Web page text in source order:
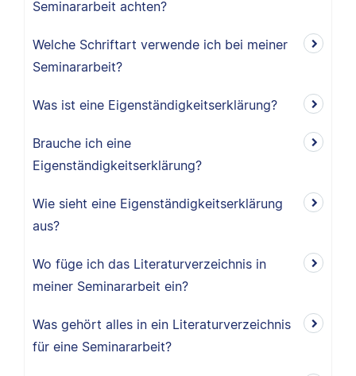
Seminararbeit achten?
Welche Schriftart verwende ich bei meiner
Seminararbeit?
Was ist eine Eigenständigkeitserklärung?
Brauche ich eine
Eigenständigkeitserklärung?
Wie sieht eine Eigenständigkeitserklärung
aus?
Wo füge ich das Literaturverzeichnis in
meiner Seminararbeit ein?
Was gehört alles in ein Literaturverzeichnis
für eine Seminararbeit?